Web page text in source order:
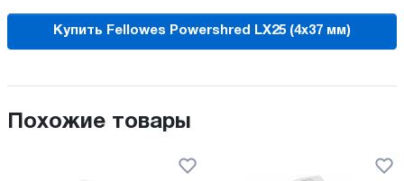
Купить Fellowes Powershred LX25 (4x37 мм)
Похожие товары